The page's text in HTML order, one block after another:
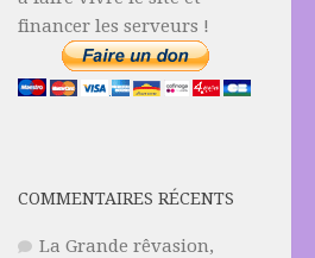
financer les serveurs !
COMMENTAIRES RÉCENTS
La Grande rêvasion,